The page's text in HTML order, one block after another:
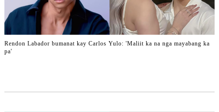
Rendon Labador bumanat kay Carlos Yulo: 'Maliit ka na nga mayabang ka
pa'